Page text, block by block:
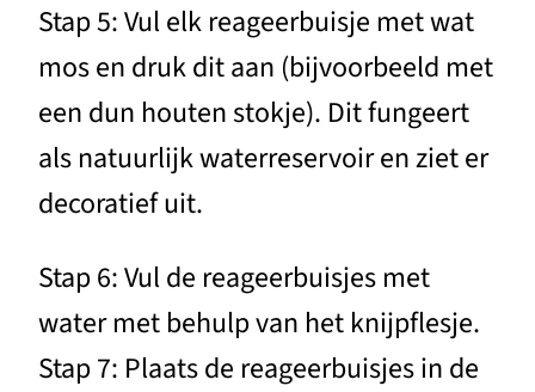
Stap 5: Vul elk reageerbuisje met wat
mos en druk dit aan (bijvoorbeeld met
een dun houten stokje). Dit fungeert
als natuurlijk waterreservoir en ziet er
decoratief uit.
Stap 6: Vul de reageerbuisjes met
water met behulp van het knijpflesje.
Stap 7: Plaats de reageerbuisjes in de